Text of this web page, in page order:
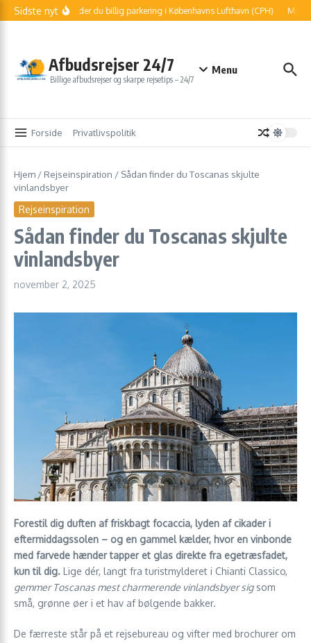
Fortsæt til indhold
Sidste nytSådan finder du billig parkering i Københavns Lufthavn (CPH) Må
Afbudsrejser 24/7
Billige afbudsrejser og skarpe rejsetips – 24/7
Menu
Forside Privatlivspolitik
Hjem / Rejseinspiration / Sådan finder du Toscanas skjulte
vinlandsbyer
Rejseinspiration
Sådan finder du Toscanas skjulte
vinlandsbyer
november 2, 2025
Forestil dig duften af friskbagt focaccia, lyden af cikader i
eftermiddagssolen – og en gammel kælder, hvor en vinbonde
med farvede hænder tapper et glas direkte fra egetræsfadet,
kun til dig. Lige dér, langt fra turistmylderet i Chianti Classico,
gemmer Toscanas mest charmerende vinlandsbyer sigsom
små, grønne øer i et hav af bølgende bakker.
De færreste står på et rejsebureau og vifter med brochurer om